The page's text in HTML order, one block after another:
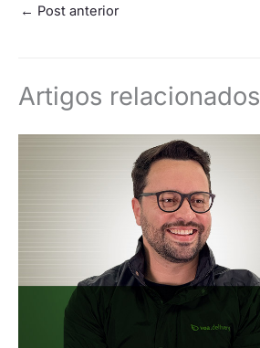
← Post anterior
Artigos relacionados